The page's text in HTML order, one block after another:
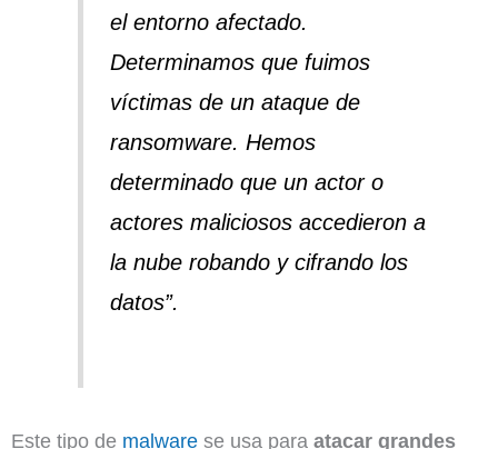
el entorno afectado.
Determinamos que fuimos
víctimas de un ataque de
ransomware. Hemos
determinado que un actor o
actores maliciosos accedieron a
la nube robando y cifrando los
datos”.
Este tipo de malware se usa para atacar grandes